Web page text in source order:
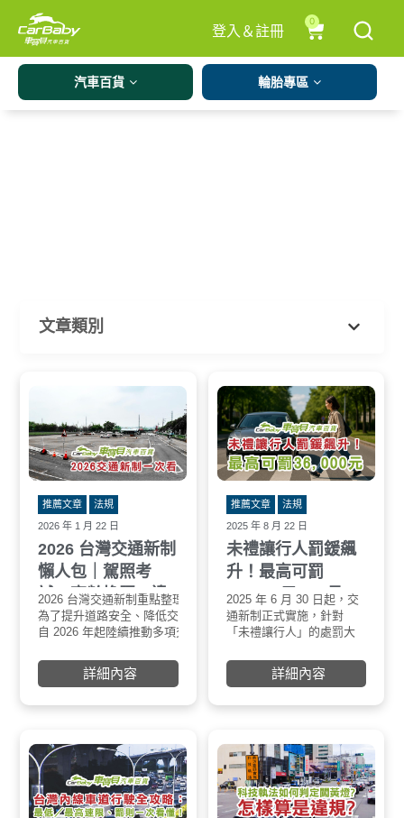
登入＆註冊
0
汽車百貨 輪胎專區
文章類別
2026 台灣交通新制
懶人包｜駕照考
試、高齡換照、違
規罰則一次看懂
2026 年 1 月 22 日
推薦文章 法規
2026 台灣交通新制重點整理，用路人一定要知道
為了提升道路安全、降低交通事故風險，交通部
自 2026 年起陸續推動多項交通法規與制度調
規罰則與回訓機制 等。
本篇整理 2026 年起台灣已公告或確定推動的交
為強化駕駛人實際道路判斷能力，2026 年起駕照
制度將出現以下變化：
• 筆試全面採選擇題，取消是非題
• 題目內容加重「危險感知、實際交通情境」判
斷
詳細內容
未禮讓行人罰鍰飆
升！最高可罰
36,000 元，6 月 30
日新制上路
2025 年 8 月 22 日
推薦文章 法規
2025 年 6 月 30 日起，交
通新制正式實施，針對
「未禮讓行人」的處罰大
金額調漲，更直接關係到
駕駛人的荷包與駕照安
詳細內容